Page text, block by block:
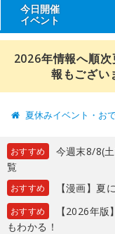
今日開催
イベント
2026年情報へ順
報もござい
夏休みイベント・お
おすすめ
今週末8/8(
覧
おすすめ 【漫画】夏
おすすめ
【2026年
もわかる！